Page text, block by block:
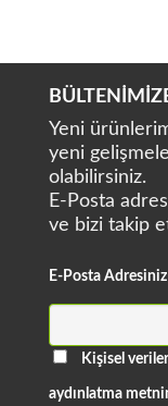
Yeni
yeni
olabilirsiniz.
E-Posta
ve bizi takip
E-Posta Adresiniz
Kişisel
aydınlatma